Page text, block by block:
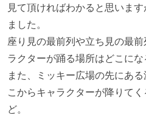
見て頂ければわかると思いま
ました。
座り見の最前列や立ち見の最
ラクターが踊る場所はどこにな
また、ミッキー広場の先にあ
こからキャラクターが降りて
ど。